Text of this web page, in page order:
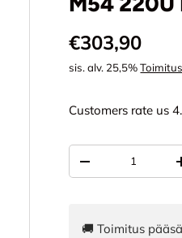
Normaali
€303,90
sis. alv. 25,5%
Customers rate us
VÄHENNÄ
🚚 Toimitus